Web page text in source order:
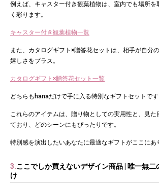
例えば、キャスター付き観葉植物は、室内でも場所を
く彩ります。
キャスター付き観葉植物一覧
また、カタログギフト×贈答花セットは、相手が自分
嬉しさをプラス。
カタログギフト×贈答花セット一覧
どちらもhanaだけで手に入る特別なギフトセットです
これらのアイテムは、贈り物としての実用性と、見た
ており、どのシーンにもぴったりです。
特別感を演出したいあなたに最適なギフトがここにあ
3.ここでしか買えないデザイン商品 | 唯一無二
け